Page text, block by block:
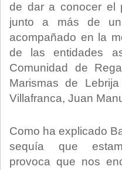
de dar a conocer el
junto a más de un
acompañado en la
de las entidades
Comunidad de
Marismas de
Villafranca, Juan
Como ha explicado
sequía que
provoca que nos